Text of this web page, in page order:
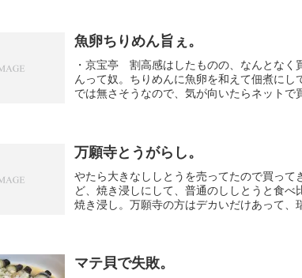
魚卵ちりめん旨ぇ。
・京宝亭 割高感はしたものの、なんとなく
んって奴。ちりめんに魚卵を和えて佃煮に
では無さそうなので、気が向いたらネットで
万願寺とうがらし。
やたら大きなししとうを売ってたので買っ
ど、焼き浸しにして、普通のししとうと食
焼き浸し。万願寺の方はデカいだけあって、
マテ貝で失敗。